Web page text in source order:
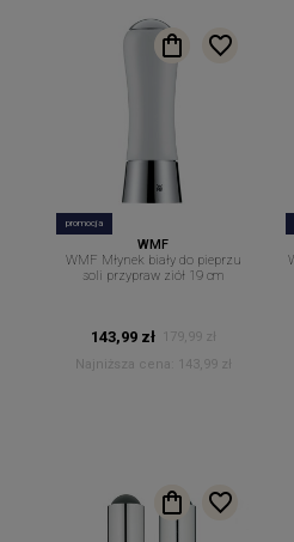
promocja
WMF
WMF Młynek biały do pieprzu
soli przypraw ziół 19 cm
143,99 zł
179,99 zł
Najniższa cena:
143,99 zł